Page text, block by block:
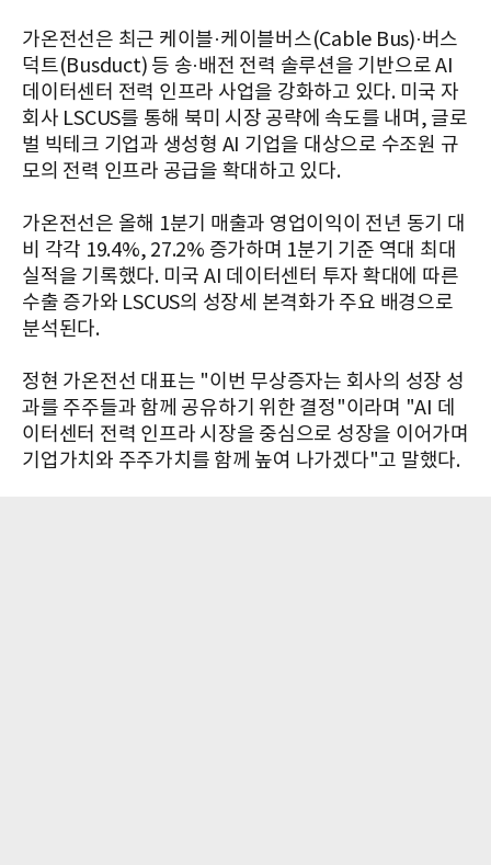
가온전선은 최근 케이블·케이블버스(Cable Bus)·버스
덕트(Busduct) 등 송·배전 전력 솔루션을 기반으로 AI
데이터센터 전력 인프라 사업을 강화하고 있다. 미국 자
회사 LSCUS를 통해 북미 시장 공략에 속도를 내며, 글로
벌 빅테크 기업과 생성형 AI 기업을 대상으로 수조원 규
모의 전력 인프라 공급을 확대하고 있다.
가온전선은 올해 1분기 매출과 영업이익이 전년 동기 대
비 각각 19.4%, 27.2% 증가하며 1분기 기준 역대 최대
실적을 기록했다. 미국 AI 데이터센터 투자 확대에 따른
수출 증가와 LSCUS의 성장세 본격화가 주요 배경으로
분석된다.
정현 가온전선 대표는 "이번 무상증자는 회사의 성장 성
과를 주주들과 함께 공유하기 위한 결정"이라며 "AI 데
이터센터 전력 인프라 시장을 중심으로 성장을 이어가며
기업가치와 주주가치를 함께 높여 나가겠다"고 말했다.